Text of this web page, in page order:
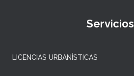
Servicios
LICENCIAS URBANÍSTICAS